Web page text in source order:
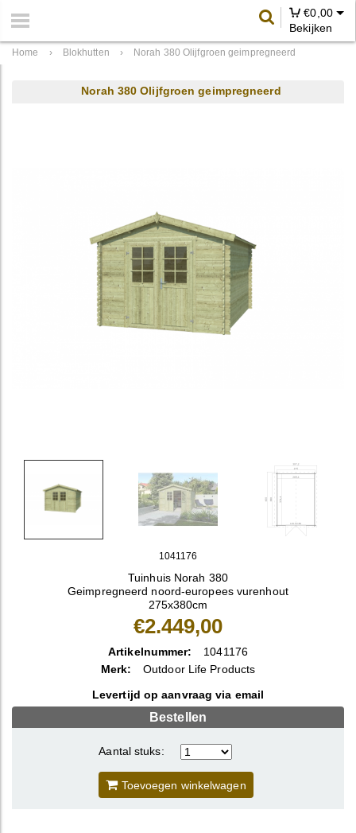
€0,00
Bekijken
Home › Blokhutten › Norah 380 Olijfgroen geimpregneerd
Norah 380 Olijfgroen geimpregneerd
1041176
Tuinhuis Norah 380
Geimpregneerd noord-europees vurenhout
275x380cm
€2.449,00
Artikelnummer:
1041176
Merk:
Outdoor Life Products
Levertijd op aanvraag via email
Bestellen
Aantal stuks:
Toevoegen winkelwagen